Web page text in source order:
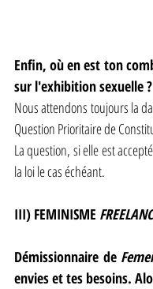
Enfin, où en est ton
sur l'exhibition sexuelle ?
Nous attendons toujours la
Question Prioritaire de
La question, si elle est
la loi le cas échéant.
III) FEMINISME
Démissionnaire de
envies et tes besoins.